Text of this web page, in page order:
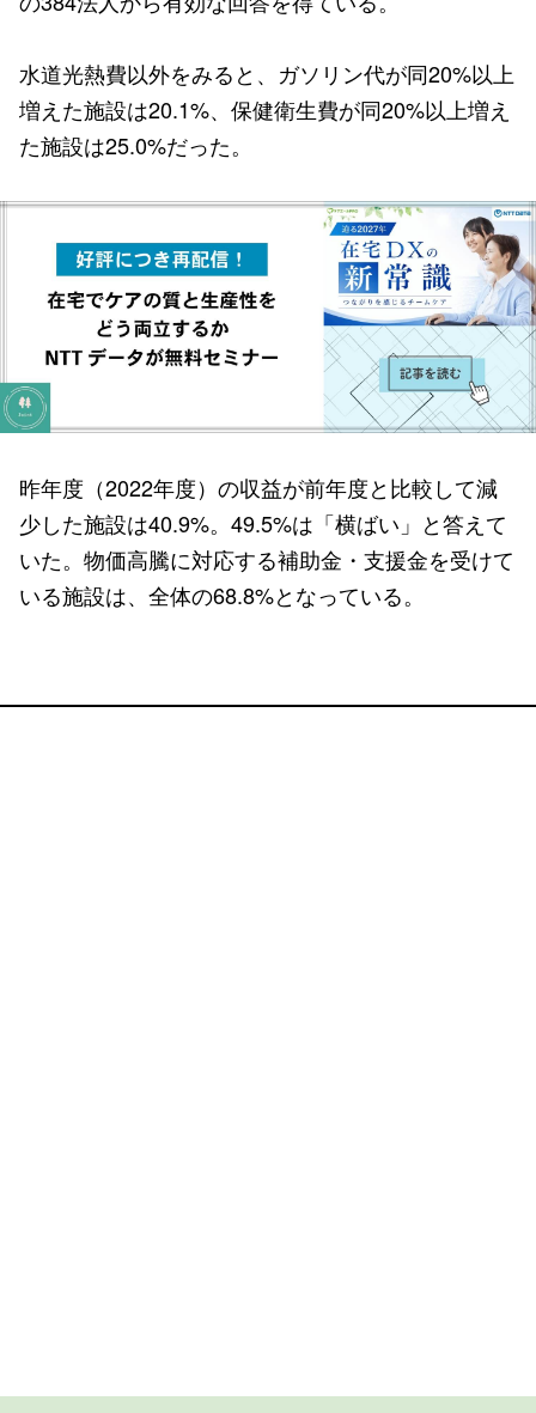
水道光熱費以外をみると、ガソリン代が同20%以上
増えた施設は20.1%、保健衛生費が同20%以上増え
た施設は25.0%だった。
昨年度（2022年度）の収益が前年度と比較して減
少した施設は40.9%。49.5%は「横ばい」と答えて
いた。物価高騰に対応する補助金・支援金を受けて
いる施設は、全体の68.8%となっている。